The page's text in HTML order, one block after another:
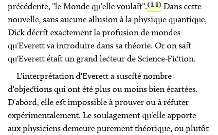
précédente, "le Monde qu'elle voulait".(14) Dans cette
nouvelle, sans aucune allusion à la physique quantique,
Dick décrit exactement la profusion de mondes
qu'Everett va introduire dans sa théorie. Or on sait
qu'Everett était un grand lecteur de Science-Fiction.
L'interprétation d'Everett a suscité nombre
d'objections qui ont été plus ou moins bien écartées.
D'abord, elle est impossible à prouver ou à réfuter
expérimentalement. Le soulagement qu'elle apporte
aux physiciens demeure purement théorique, ou plutôt